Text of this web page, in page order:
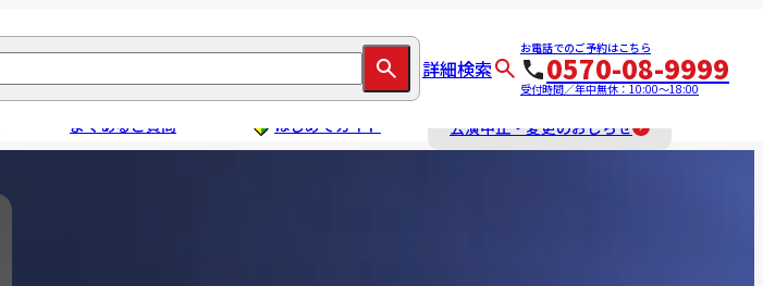
詳細検索
お電話でのご予約はこちら
0570-08-9999
受付時間／年中無休：10:00～18:00
よくあるご質問 はじめてガイド 公演中止・変更のおしらせ